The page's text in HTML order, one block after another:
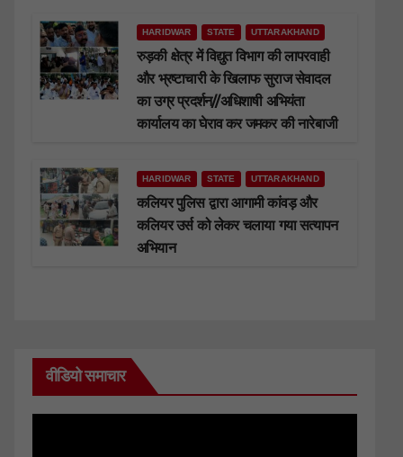
HARIDWAR STATE UTTARAKHAND
रुड़की क्षेत्र में विद्युत विभाग की लापरवाही
और भ्रष्टाचारी के खिलाफ सुराज सेवादल
का उग्र प्रदर्शन//अधिशाषी अभियंता
कार्यालय का घेराव कर जमकर की नारेबाजी
HARIDWAR STATE UTTARAKHAND
कलियर पुलिस द्वारा आगामी कांवड़ और
कलियर उर्स को लेकर चलाया गया सत्यापन
अभियान
वीडियो समाचार